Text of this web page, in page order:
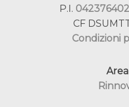
P.I.
CF
Condizioni